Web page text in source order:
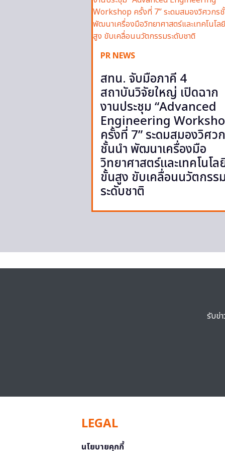
PR NEWS
สทน. จับมือภาคี 4
สถาบันวิจัยใหญ่ เปิดฉาก
งานประชุม “Advanced
Engineering
ครั้งที่ 7” ระดมสมองวิศว
ชั้นนำ พัฒนาเครื่องมือ
วิทยาศาสตร์และเทคโนโล
ขั้นสูง ขับเคลื่อนนวัตกรร
ระดับชาติ
รับข่
LEGAL
นโยบายคุกกี้